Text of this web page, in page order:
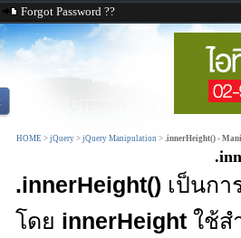
Forgot Password ??
HOME > jQuery > jQuery Manipulation > .innerHeight() -
.innerHeight() เป็นก
โดย innerHeight ใช้ส